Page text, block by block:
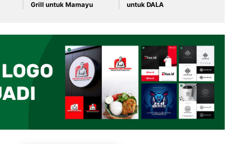
Grill untuk Mamayu
untuk DALA